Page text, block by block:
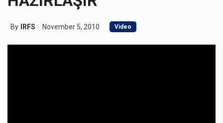
By IRFS November 5, 2010 Video